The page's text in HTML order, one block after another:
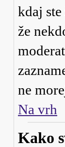
kdaj
že
ne
Na vrh
Kako